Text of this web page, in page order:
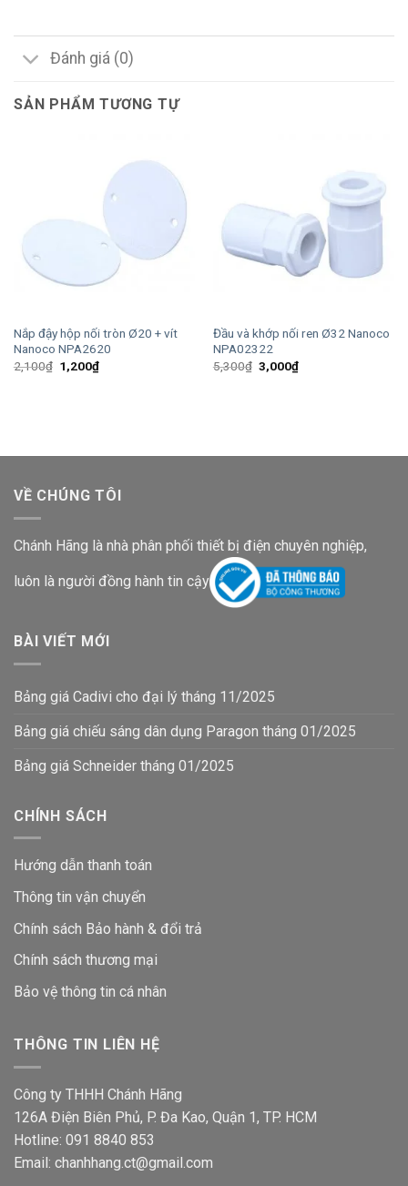
Đánh giá (0)
SẢN PHẨM TƯƠNG TỰ
Nắp đậy hộp nối tròn Ø20 + vít
Nanoco NPA2620
2,100₫ Giá
gốc
1,200₫Giá
hiện
Đầu và khớp nối ren Ø32 Nanoco
NPA02322
5,300₫ Giá
gốc
3,000₫Giá
hiện
VỀ CHÚNG TÔI
Chánh Hãng là nhà phân phối thiết bị điện chuyên nghiệp,
luôn là người đồng hành tin cậy
BÀI VIẾT MỚI
Bảng giá Cadivi cho đại lý tháng 11/2025
Bảng giá chiếu sáng dân dụng Paragon tháng 01/2025
Bảng giá Schneider tháng 01/2025
CHÍNH SÁCH
Hướng dẫn thanh toán
Thông tin vận chuyển
Chính sách Bảo hành & đổi trả
Chính sách thương mại
Bảo vệ thông tin cá nhân
THÔNG TIN LIÊN HỆ
Công ty THHH Chánh Hãng
126A Điện Biên Phủ, P. Đa Kao, Quận 1, TP. HCM
Hotline: 091 8840 853
Email: chanhhang.ct@gmail.com